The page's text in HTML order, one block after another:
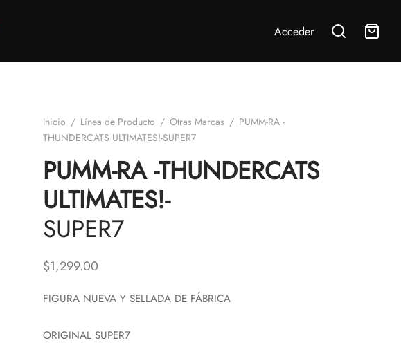
Acceder
Inicio / Línea de Producto / Otras Marcas / PUMM-RA -
THUNDERCATS ULTIMATES!-SUPER7
PUMM-RA -THUNDERCATS
ULTIMATES!-
SUPER7
$1,299.00
FIGURA NUEVA Y SELLADA DE FÁBRICA
ORIGINAL SUPER7